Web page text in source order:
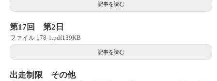
記事を読む
第17回 第2日
ファイル 178-1.pdf139KB
記事を読む
出走制限 その他